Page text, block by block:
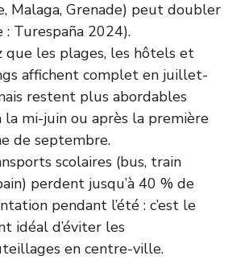
Malaga, Grenade) peut doubler
: Turespaña 2024).
que les plages, les hôtels et
affichent complet en juillet-
restent plus abordables
la mi-juin ou après la première
de septembre.
scolaires (bus, train
perdent jusqu’à 40 % de
pendant l’été : c’est le
idéal d’éviter les
en centre-ville.